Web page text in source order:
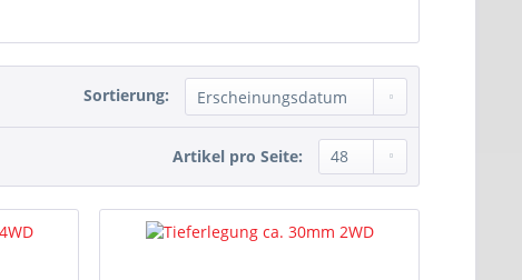
Sortierung:
Artikel pro Seite: